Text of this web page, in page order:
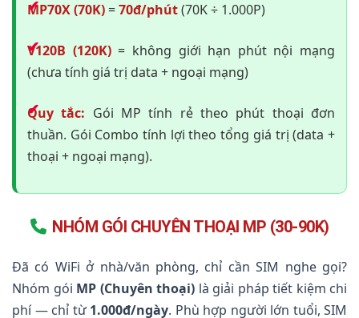
MP70X (70K) =70đ/phút(70K ÷ 1.000P)
V120B (120K)= không giới hạn phút nội mạng
(chưa tính giá trị data + ngoại mạng)
Quy tắc: Gói MP tính rẻ theo phút thoại đơn
thuần. Gói Combo tính lợi theo tổng giá trị (data +
thoại + ngoại mạng).
NHÓM GÓI CHUYÊN THOẠI MP (30-90K)
Đã có WiFi ở nhà/văn phòng, chỉ cần SIM nghe gọi?
Nhóm gói MP (Chuyên thoại) là giải pháp tiết kiệm chi
phí — chỉ từ1.000đ/ngày. Phù hợp người lớn tuổi, SIM